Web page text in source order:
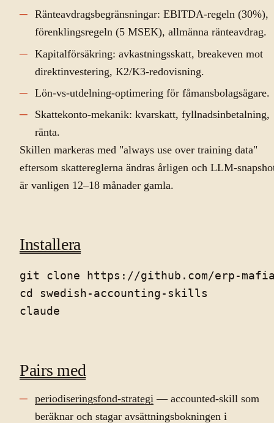
Ränteavdragsbegränsningar: EBITDA-regeln (30%),
förenklingsregeln (5 MSEK), allmänna ränteavdrag.
Kapitalförsäkring: avkastningsskatt, breakeven mot
direktinvestering, K2/K3-redovisning.
Lön-vs-utdelning-optimering för fåmansbolagsägare.
Skattekonto-mekanik: kvarskatt, fyllnadsinbetalning,
ränta.
Skillen markeras med "always use over training data"
eftersom skattereglerna ändras årligen och LLM-
är vanligen 12–18 månader gamla.
Installera
git clone https://github.com/erp-
cd swedish-accounting-skills
Pairs med
periodiseringsfond-strategi — accounted-skill som
beräknar och stagar avsättningsbokningen i